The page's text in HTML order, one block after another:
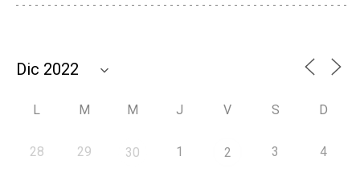
L M M J V S D
28 29 30 1 2 3 4